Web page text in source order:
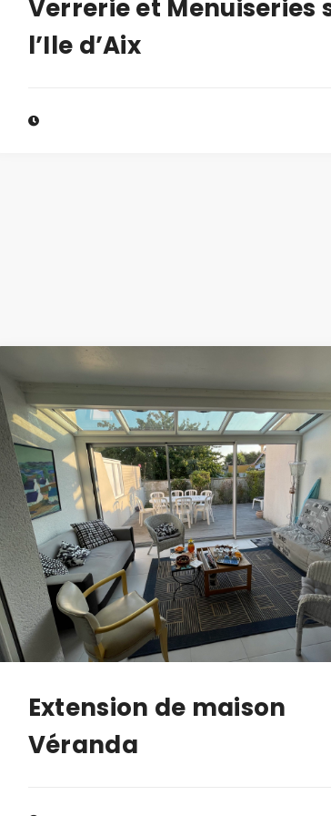
Verrerie et Menuiseries
l’Ile d’Aix
Extension de maison
Véranda